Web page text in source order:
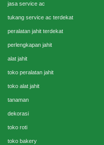
jasa service ac
tukang service ac terdekat
peralatan jahit terdekat
perlengkapan jahit
alat jahit
toko peralatan jahit
toko alat jahit
tanaman
dekorasi
toko roti
toko bakery